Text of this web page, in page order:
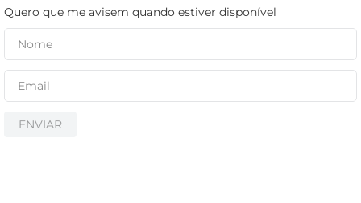
Quero que me avisem quando estiver disponível
ENVIAR
cerveja